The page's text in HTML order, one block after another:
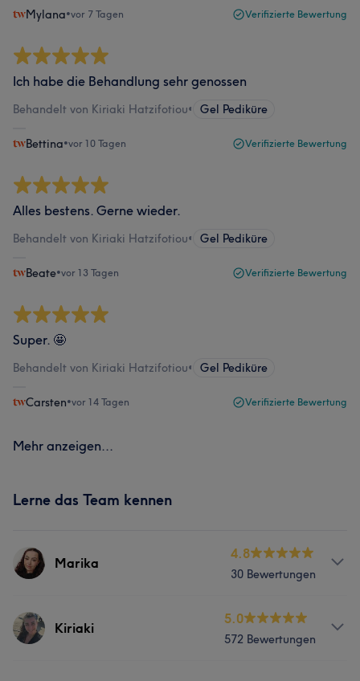
Mylana•vor 7 Tagen Verifizierte Bewertung
Ich habe die Behandlung sehr genossen
Behandelt von Kiriaki Hatzifotiou• Gel Pediküre
Bettina•vor 10 Tagen Verifizierte Bewertung
Alles bestens. Gerne wieder.
Behandelt von Kiriaki Hatzifotiou• Gel Pediküre
Beate•vor 13 Tagen Verifizierte Bewertung
Super. 🤩
Behandelt von Kiriaki Hatzifotiou• Gel Pediküre
Carsten•vor 14 Tagen Verifizierte Bewertung
Mehr anzeigen...
Lerne das Team kennen
Marika
4.8
30 Bewertungen
Services
Kiriaki
5.0
572 Bewertungen